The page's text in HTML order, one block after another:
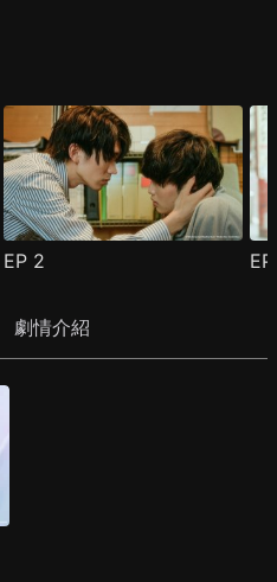
EP 2
劇情介紹